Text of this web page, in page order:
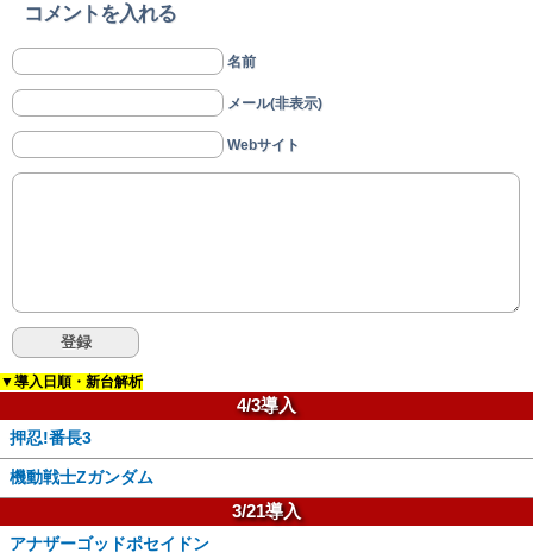
コメントを入れる
名前
メール(非表示)
Webサイト
▼導入日順・新台解析
4/3導入
押忍!番長3
機動戦士Zガンダム
3/21導入
アナザーゴッドポセイドン